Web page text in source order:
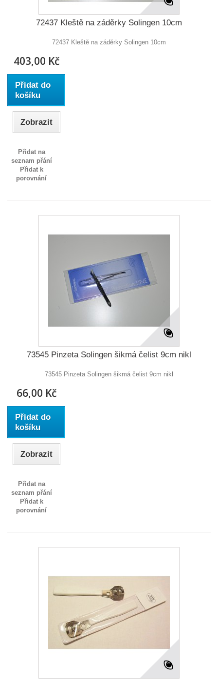
72437 Kleště na záděrky Solingen 10cm
72437 Kleště na záděrky Solingen 10cm
403,00 Kč
Přidat do
košíku
Zobrazit
Přidat na
seznam přání
Přidat k
porovnání
73545 Pinzeta Solingen šikmá čelist 9cm nikl
73545 Pinzeta Solingen šikmá čelist 9cm nikl
66,00 Kč
Přidat do
košíku
Zobrazit
Přidat na
seznam přání
Přidat k
porovnání